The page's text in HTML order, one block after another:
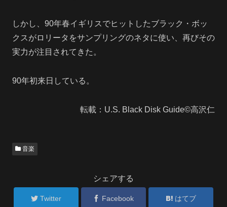
しかし、90年春イギリスでヒットしたブラック・ボッ
クスがロリータをサンプリングのネタに使い、再びその
実力が注目されてきた。
90年初来日している。
転載：U.S. Black Disk Guide©高沢仁
音楽
シェアする
Twitter Facebook はてブ